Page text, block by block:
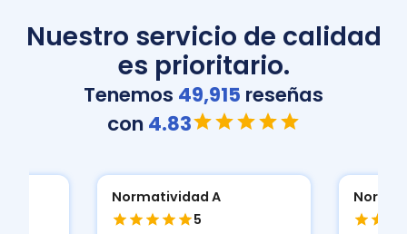
Nuestro servicio de calidad
es prioritario.
Tenemos 49,915 reseñas
con 4.83
Normatividad A
5